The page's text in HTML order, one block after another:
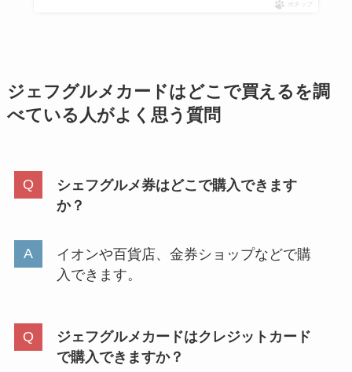
ポチップ
ジェフグルメカードはどこで買えるを調
べている人がよく思う質問
シェフグルメ券はどこで購入できます
か？
イオンや百貨店、金券ショップなどで購
入できます。
ジェフグルメカードはクレジットカード
で購入できますか？